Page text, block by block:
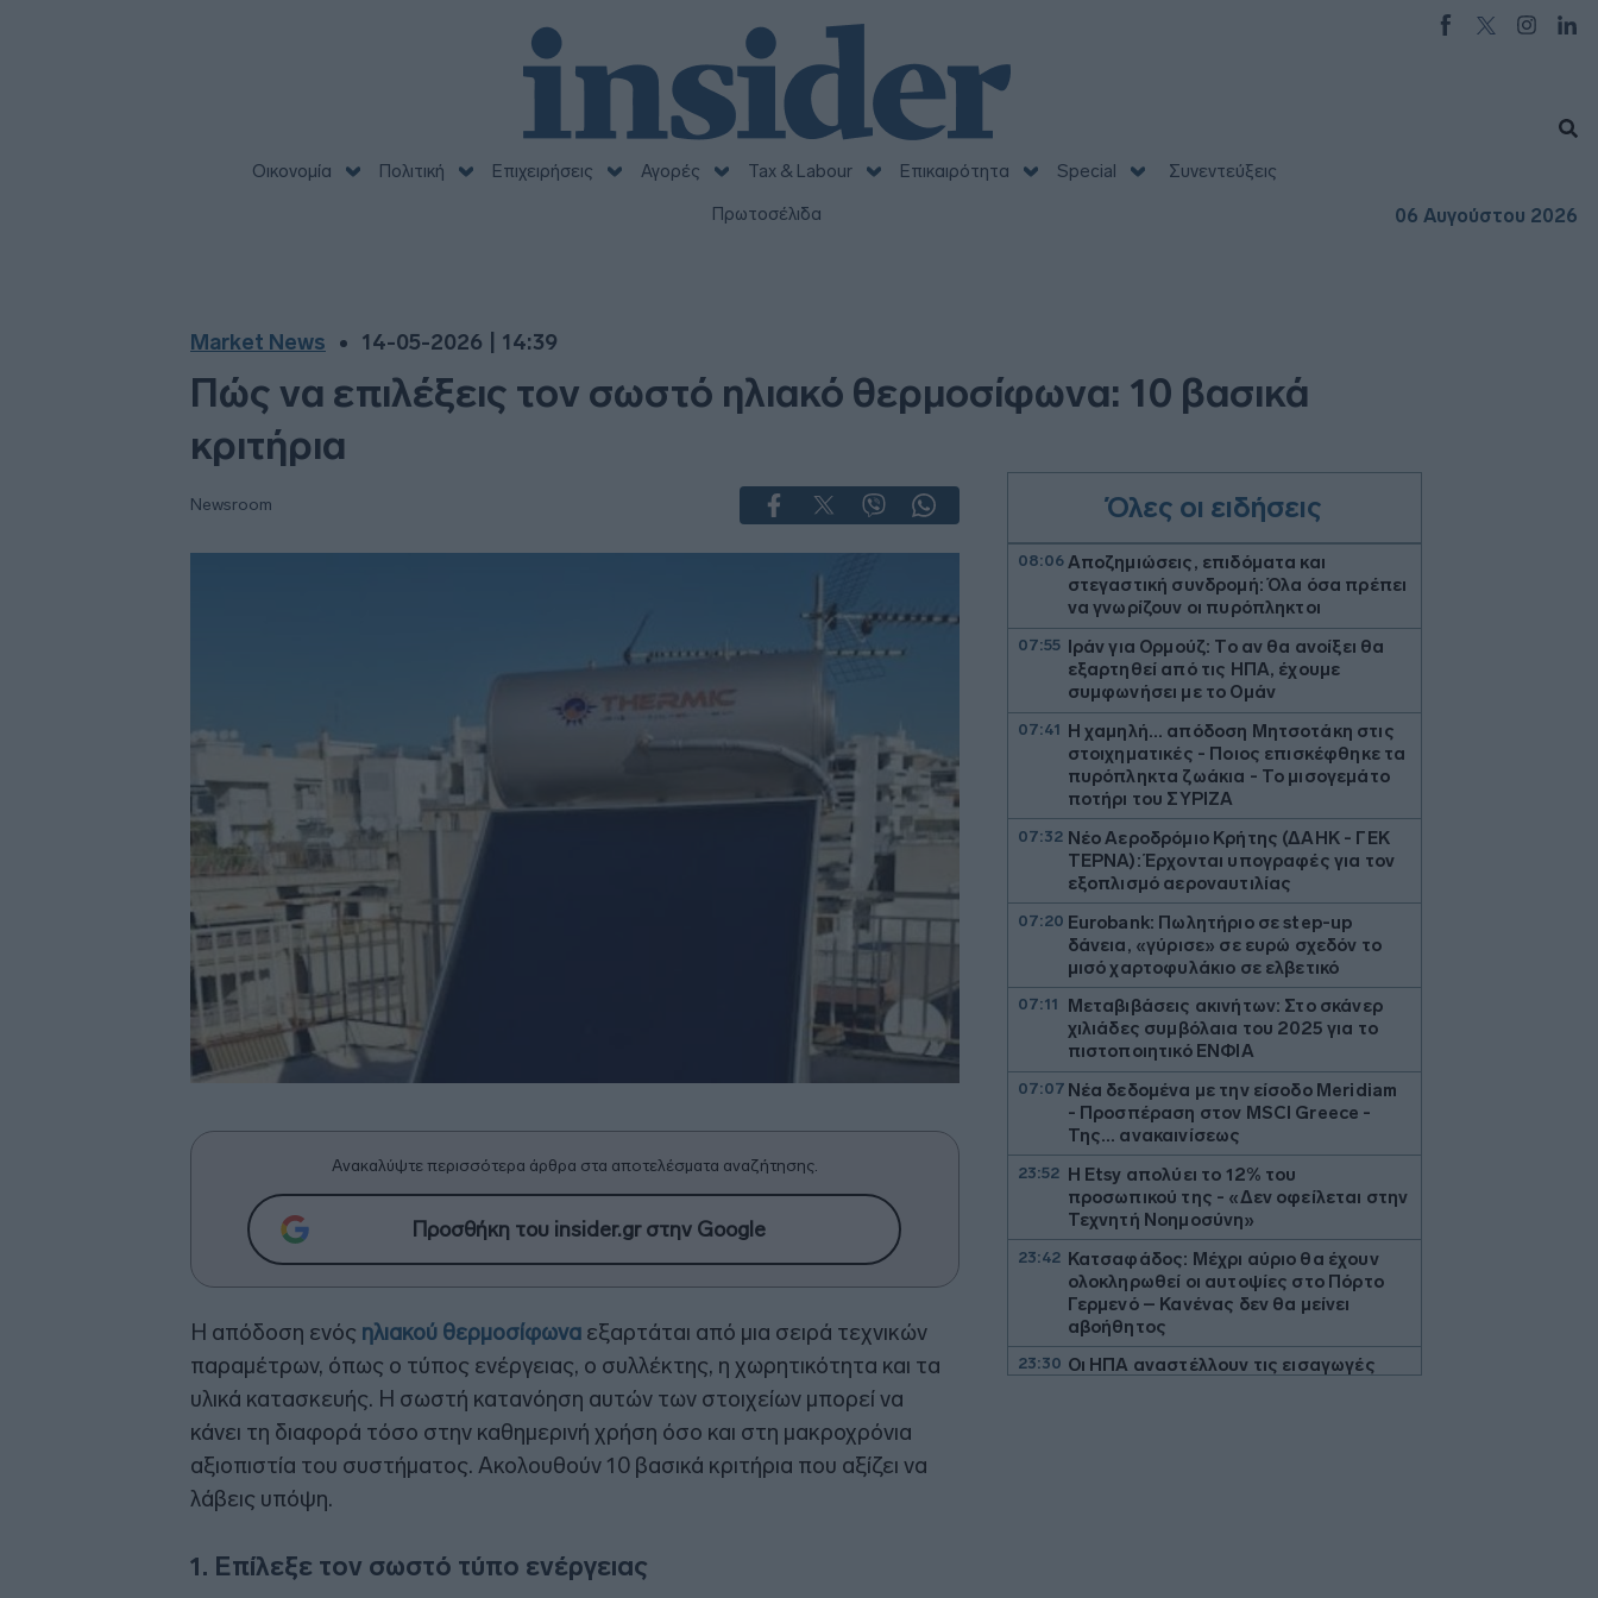
Οικονομία Πολιτική Επιχειρήσεις Αγορές Tax & Labour Επικαιρότητα Special
Συνεντεύξεις
Πρωτοσέλιδα
06 Αυγούστου 2026
Market News 14-05-2026 | 14:39
Πώς να επιλέξεις τον σωστό ηλιακό θερμοσίφωνα: 10 βασικά
κριτήρια
Newsroom
Ανακαλύψτε περισσότερα άρθρα στα αποτελέσματα αναζήτησης.
Προσθήκη του insider.gr στην Google
Η απόδοση ενός ηλιακού θερμοσίφωνα εξαρτάται από μια σειρά τεχνικών
παραμέτρων, όπως ο τύπος ενέργειας, ο συλλέκτης, η χωρητικότητα και τα
υλικά κατασκευής. Η σωστή κατανόηση αυτών των στοιχείων μπορεί να
κάνει τη διαφορά τόσο στην καθημερινή χρήση όσο και στη μακροχρόνια
αξιοπιστία του συστήματος. Ακολουθούν 10 βασικά κριτήρια που αξίζει να
λάβεις υπόψη.
1. Επίλεξε τον σωστό τύπο ενέργειας
Όλες οι ειδήσεις
08:06 Αποζημιώσεις, επιδόματα και
στεγαστική συνδρομή: Όλα όσα πρέπει
να γνωρίζουν οι πυρόπληκτοι
07:55 Ιράν για Ορμούζ: Το αν θα ανοίξει θα
εξαρτηθεί από τις ΗΠΑ, έχουμε
συμφωνήσει με το Ομάν
07:41 Η χαμηλή… απόδοση Μητσοτάκη στις
στοιχηματικές - Ποιος επισκέφθηκε τα
πυρόπληκτα ζωάκια - Το μισογεμάτο
ποτήρι του ΣΥΡΙΖΑ
07:32 Νέο Αεροδρόμιο Κρήτης (ΔΑΗΚ - ΓΕΚ
ΤΕΡΝΑ): Έρχονται υπογραφές για τον
εξοπλισμό αεροναυτιλίας
07:20 Eurobank: Πωλητήριο σε step-up
δάνεια, «γύρισε» σε ευρώ σχεδόν το
μισό χαρτοφυλάκιο σε ελβετικό
07:11
Μεταβιβάσεις ακινήτων: Στο σκάνερ
χιλιάδες συμβόλαια του 2025 για το
πιστοποιητικό ΕΝΦΙΑ
07:07 Νέα δεδομένα με την είσοδο Meridiam
- Προσπέραση στον MSCI Greece -
Της… ανακαινίσεως
23:52 Η Etsy απολύει το 12% του
προσωπικού της - «Δεν οφείλεται στην
Τεχνητή Νοημοσύνη»
23:42 Κατσαφάδος: Μέχρι αύριο θα έχουν
ολοκληρωθεί οι αυτοψίες στο Πόρτο
Γερμενό – Κανένας δεν θα μείνει
αβοήθητος
23:30 Οι ΗΠΑ αναστέλλουν τις εισαγωγές